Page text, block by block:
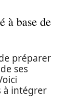
à base de
préparer
ses
à intégrer